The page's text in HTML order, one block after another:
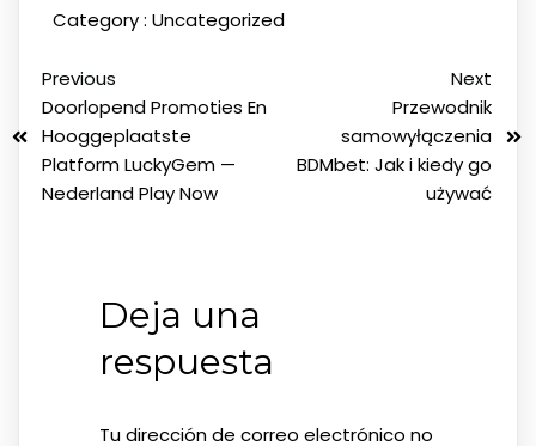
Category : Uncategorized
Previous
Doorlopend Promoties En
Hooggeplaatste
Platform LuckyGem —
Nederland Play Now
Next
Przewodnik
samowyłączenia
BDMbet: Jak i kiedy go
używać
Deja una
respuesta
Tu dirección de correo electrónico no